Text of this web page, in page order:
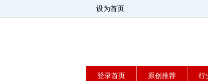
设为首页
登录首页 原创推荐 行